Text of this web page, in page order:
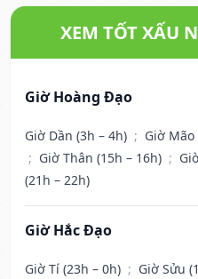
XEM TỐT XẤU
Giờ Hoàng Đạo
Giờ Dần (3h – 4h) ; Giờ Mão
; Giờ Thân (15h – 16h) ;
(21h – 22h)
Giờ Hắc Đạo
Giờ Tí (23h – 0h) ; Giờ Sửu